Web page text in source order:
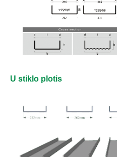
U stiklo plotis